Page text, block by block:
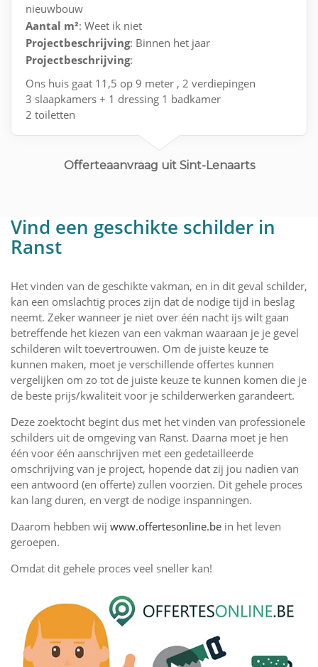
nieuwbouw
Aantal m²: Weet ik niet
Projectbeschrijving: Binnen het jaar
Projectbeschrijving:
Ons huis gaat 11,5 op 9 meter , 2 verdiepingen
3 slaapkamers + 1 dressing 1 badkamer
2 toiletten
Offerteaanvraag uit Sint-Lenaarts
Vind een geschikte schilder in
Ranst
Het vinden van de geschikte vakman, en in dit geval schilder,
kan een omslachtig proces zijn dat de nodige tijd in beslag
neemt. Zeker wanneer je niet over één nacht ijs wilt gaan
betreffende het kiezen van een vakman waaraan je je gevel
schilderen wilt toevertrouwen. Om de juiste keuze te
kunnen maken, moet je verschillende offertes kunnen
vergelijken om zo tot de juiste keuze te kunnen komen die je
de beste prijs/kwaliteit voor je schilderwerken garandeert.
Deze zoektocht begint dus met het vinden van professionele
schilders uit de omgeving van Ranst. Daarna moet je hen
één voor één aanschrijven met een gedetailleerde
omschrijving van je project, hopende dat zij jou nadien van
een antwoord (en offerte) zullen voorzien. Dit gehele proces
kan lang duren, en vergt de nodige inspanningen.
Daarom hebben wij www.offertesonline.be in het leven
geroepen.
Omdat dit gehele proces veel sneller kan!